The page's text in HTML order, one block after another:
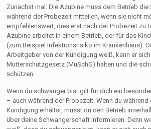
Zunächst mal: Die Azubine muss dem Betrieb
während der Probezeit mitteilen, wenn sie nicht
empfehlenswert, dies erst nach der Probezeit zu
Azubine arbeitet in einem Betrieb, der für das
(zum Beispiel Infektionsrisiko im Krankenhaus).
Arbeitgeber von der Kündigung weiß, kann er
Mutterschutzgesetz (MuSchG) halten und die
schützen.
Wenn du schwanger bist gilt für dich ein
– auch während der Probezeit. Wenn du während
Kündigung erhältst, musst du den Betrieb
über deine Schwangerschaft informieren. Denn